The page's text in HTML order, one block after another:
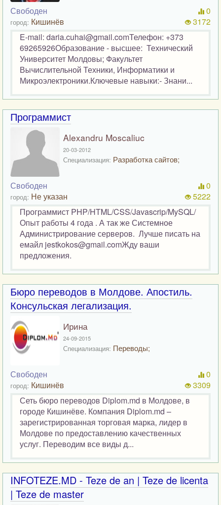
Свободен
город: Кишинёв
0
3172
E-mail: daria.cuhai@gmail.comТелефон: +373
69265926Образование - высшее: Технический
Университет Молдовы; Факультет
Вычислительной Техники, Информатики и
Микроэлектроники.Ключевые навыки:- Знани...
Программист
Alexandru Moscaliuc
20-03-2012
Специализация: Разработка сайтов;
Свободен
город: Не указан
0
5222
Программист PHP/HTML/CSS/Javascrip/MySQL/
Опыт работы 4 года . А так же Системное
Администрирование серверов. Лучше писать на
емайл jestkokos@gmail.comЖду ваши
предложения.
Бюро переводов в Молдове. Апостиль.
Консульская легализация.
Ирина
24-09-2015
Специализация: Переводы;
Свободен
город: Кишинёв
0
3309
Сеть бюро переводов Diplom.md в Молдове, в
городе Кишинёве. Компания Diplom.md –
зарегистрированная торговая марка, лидер в
Молдове по предоставлению качественных
услуг. Переводим все виды д...
INFOTEZE.MD - Teze de an | Teze de licenta
| Teze de master